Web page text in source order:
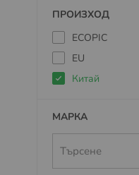
ПРОИЗХОД
ECOPIC
EU
Китай
МАРКА